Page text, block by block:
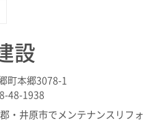
設
町本郷3078-1
48-1938
・井原市でメンテナンスリフォ